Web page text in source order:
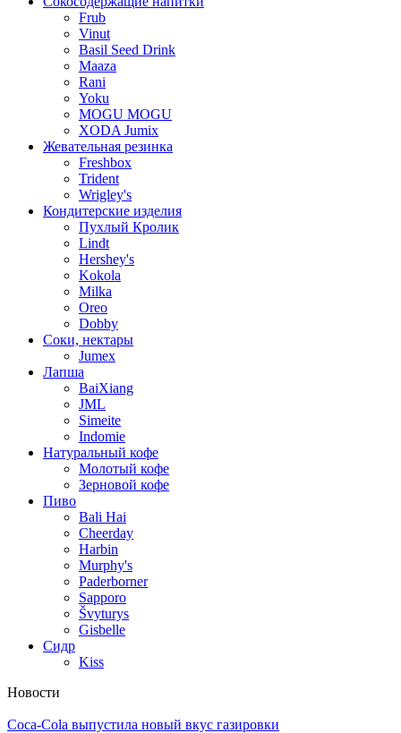
Frub
Vinut
Basil Seed Drink
Maaza
Rani
Yoku
MOGU MOGU
XODA Jumix
Жевательная резинка
Freshbox
Trident
Wrigley's
Кондитерские изделия
Пухлый Кролик
Lindt
Hershey's
Kokola
Milka
Oreo
Dobby
Соки, нектары
Jumex
Лапша
BaiXiang
JML
Simeite
Indomie
Натуральный кофе
Молотый кофе
Зерновой кофе
Пиво
Bali Hai
Cheerday
Harbin
Murphy's
Paderborner
Sapporo
Švyturys
Gisbelle
Сидр
Kiss
Новости
Coca-Cola выпустила новый вкус газировки